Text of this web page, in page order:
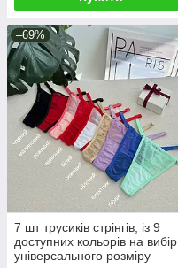
–69%
7 шт трусиків стрінгів, із 9
доступних кольорів на вибір
універсального розміру